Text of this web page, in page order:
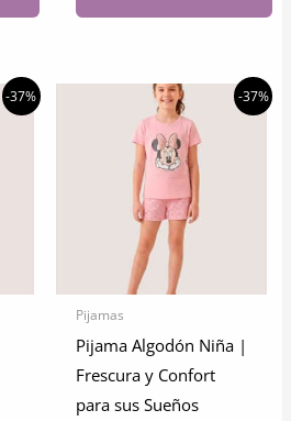
múltiples
variantes.
opciones
pueden
elegir
en
la
-37% -37%
Pijamas
Pijama Algodón Niña |
Frescura y Confort
para sus Sueños